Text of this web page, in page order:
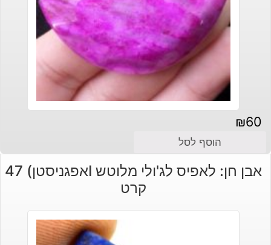
₪60
הוסף לסל
אבן חן: לאפיס לג'ולי מלוטש Iאפגניסטן) 47
קרט